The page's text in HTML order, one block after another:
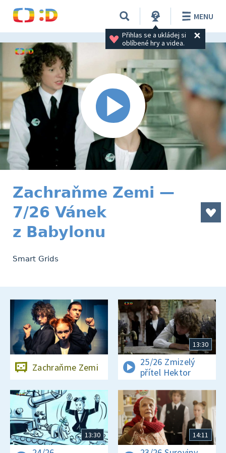
Přihlas se a ukládej si
oblíbené hry a videa.
MENU
Zachraňme Zemi —
7/26 Vánek
z Babylonu
Smart Grids
Zachraňme Zemi
13:30
25/26 Zmizelý
přítel Hektor
13:30 14:11